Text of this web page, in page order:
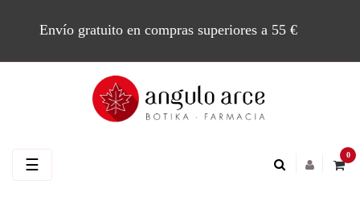
Envío gratuito en compras superiores a 55 €
0
Navegación
☰